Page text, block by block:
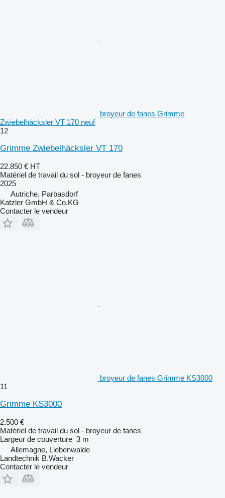
broyeur de fanes Grimme
Zwiebelhäcksler VT 170 neuf
12
Grimme Zwiebelhäcksler VT 170
22.850 € HT
Matériel de travail du sol - broyeur de fanes
2025
Autriche, Parbasdorf
Katzler GmbH & Co.KG
Contacter le vendeur
broyeur de fanes Grimme KS3000
11
Grimme KS3000
2.500 €
Matériel de travail du sol - broyeur de fanes
Largeur de couverture 3 m
Allemagne, Liebenwalde
Landtechnik B.Wacker
Contacter le vendeur